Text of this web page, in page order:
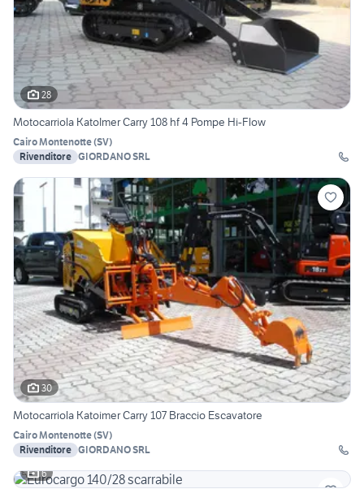
28
Motocarriola KatoImer Carry 108 hf 4 Pompe Hi-Flow
Cairo Montenotte(SV)
Rivenditore GIORDANO SRL
30
Motocarriola Katoimer Carry 107 Braccio Escavatore
Cairo Montenotte(SV)
Rivenditore GIORDANO SRL
6